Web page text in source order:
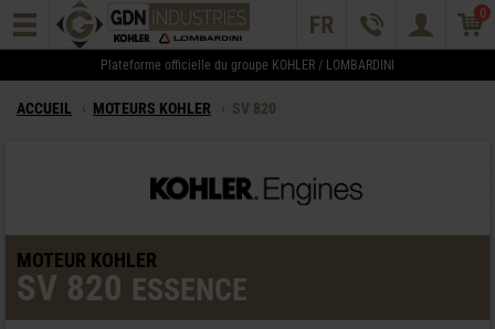
0
Plateforme officielle du groupe KOHLER / LOMBARDINI
ACCUEIL › MOTEURS KOHLER › SV 820
MOTEUR KOHLER
SV 820 ESSENCE